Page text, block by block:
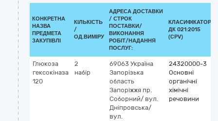
КОНКРЕТНА
НАЗВА
ПРЕДМЕТА
ЗАКУПІВЛІ
КІЛЬКІСТЬ
/
ОД.ВИМІРУ
АДРЕСА ДОСТАВКИ
/ СТРОК
ПОСТАВКИ/
ВИКОНАННЯ
РОБІТ/НАДАННЯ
ПОСЛУГ:
КЛАСИФІКАТОР
ДК 021:2015
(CPV)
Глюкоза
гексокіназа
120
2
набір
69063 Україна
Запорізька
область
Запоріжжя пр.
Соборний/ вул.
Дніпровська/
вул.
24320000-3
Основні
органічні
хімічні
речовини